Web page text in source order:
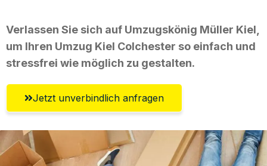
Verlassen Sie sich auf Umzugskönig Müller Kiel,
um Ihren Umzug Kiel Colchester so einfach und
stressfrei wie möglich zu gestalten.
Jetzt unverbindlich anfragen